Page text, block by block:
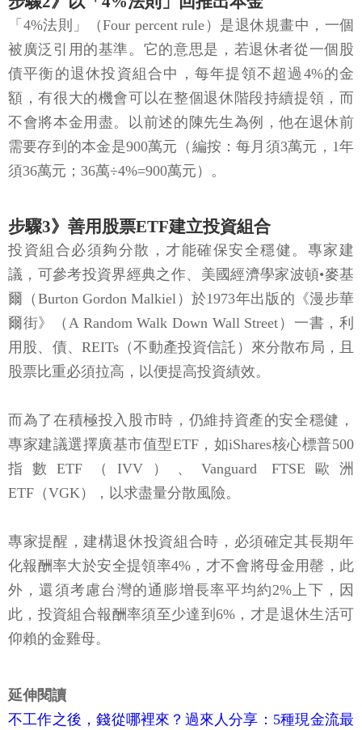
「4%法則」（Four percent rule）是退休規畫中，一個
被廣泛引用的基準。它的意思是，若退休者從一個股
債平衡的退休投資組合中，每年提領不超過4%的金
額，有很大的機會可以在整個退休階段持續提領，而
不會將本金用盡。以前述的陳先生為例，他在退休前
需要存到的本金是900萬元（編按：每月須3萬元，1年
須36萬元；36萬÷4%=900萬元）。
步驟3》善用股票ETF建立投資組合
投資組合必須夠分散，才能確保安全穩健。專家建
議，可參考投資界經典之作、美國經濟學家波頓•麥基
爾（Burton Gordon Malkiel）於1973年出版的《漫步華
爾街》（A Random Walk Down Wall Street）一書，利
用股、債、REITs（不動產投資信託）來分散布局，且
股票比重必須拉高，以便提高投資績效。
而為了在積極投入股市時，仍維持資產的安全穩健，
專家建議選擇廣基市值型ETF，如iShares核心標普500
指數ETF（IVV）、Vanguard FTSE歐洲
ETF（VGK），以求盡量分散風險。
專家提醒，建構退休投資組合時，必須確定其長期年
化報酬率大於安全提領率4%，才不會將母金用罄，此
外，還須考慮台灣的通膨增長率平均約2%上下，因
此，投資組合報酬率須至少達到6%，才是退休生活可
仰賴的金雞母。
延伸閱讀
不工作之後，錢從哪裡來？過來人分享：5種現金流最